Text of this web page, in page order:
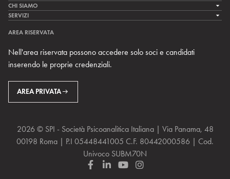
LA CURA
LA RICERCA
MULTIMEDIA
CHI SIAMO
LA SPI
TEAM DI SPIWEB
CONTATTI
RIVISTE
SERVIZI
ARCHIVIO STORICO
AREA RISERVATA
Nell'area riservata possono accedere solo soci e candidati
inserendo le proprie credenziali.
AREA PRIVATA
2026 © SPI - Società Psicoanalitica Italiana | Via Panama, 48
00198 Roma | P.I 05448441005 C.F. 80442000586 | Cod.
Univoco SUBM70N
F
L
Y
I